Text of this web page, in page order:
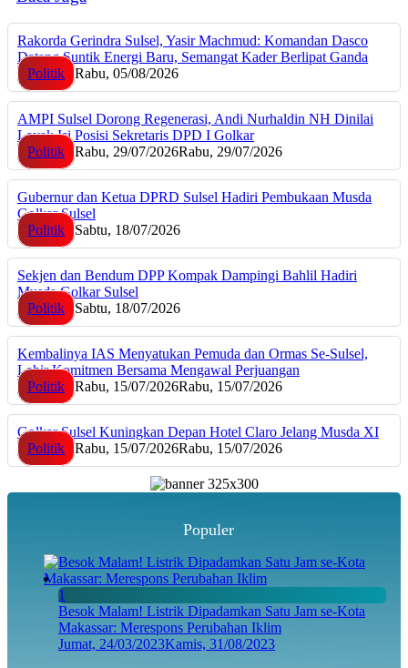
Rakorda Gerindra Sulsel, Yasir Machmud: Komandan Dasco
Datang Suntik Energi Baru, Semangat Kader Berlipat Ganda
Politik
Rabu, 05/08/2026
AMPI Sulsel Dorong Regenerasi, Andi Nurhaldin NH Dinilai
Layak Isi Posisi Sekretaris DPD I Golkar
Politik
Rabu, 29/07/2026Rabu, 29/07/2026
Gubernur dan Ketua DPRD Sulsel Hadiri Pembukaan Musda
Golkar Sulsel
Politik
Sabtu, 18/07/2026
Sekjen dan Bendum DPP Kompak Dampingi Bahlil Hadiri
Musda Golkar Sulsel
Politik
Sabtu, 18/07/2026
Kembalinya IAS Menyatukan Pemuda dan Ormas Se-Sulsel,
Lahir Komitmen Bersama Mengawal Perjuangan
Politik
Rabu, 15/07/2026Rabu, 15/07/2026
Golkar Sulsel Kuningkan Depan Hotel Claro Jelang Musda XI
Politik
Rabu, 15/07/2026Rabu, 15/07/2026
Populer
1
Besok Malam! Listrik Dipadamkan Satu Jam se-Kota
Makassar: Merespons Perubahan Iklim
Jumat, 24/03/2023Kamis, 31/08/2023